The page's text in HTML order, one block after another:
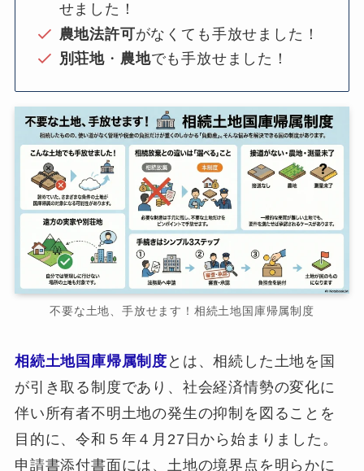
せました！
農地法許可がなくても手放せました！
別荘地 ・ 農地でも手放せました！
不要な土地、手放せます！相続土地国庫帰属制度
相続土地国庫帰属制度 とは、相続した土地を国
が引き取る制度であり、社会経済情勢の変化に
伴い所有者不明土地の発生の抑制を図ることを
目的に、令和５年４月27日から始まりました。
申請書添付書面には、土地の境界点を明らかに